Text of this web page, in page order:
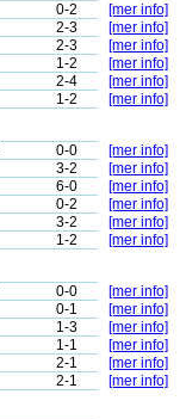
0-2
[mer info]
2-3
[mer info]
2-3
[mer info]
1-2
[mer info]
2-4
[mer info]
1-2 [mer info]
0-0
[mer info]
3-2
[mer info]
6-0
[mer info]
0-2
[mer info]
3-2
[mer info]
1-2 [mer info]
0-0
[mer info]
0-1
[mer info]
1-3
[mer info]
1-1
[mer info]
2-1
[mer info]
2-1 [mer info]